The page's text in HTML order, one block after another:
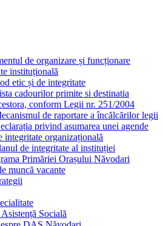
de organizare și funcționare
instituțională
etic și de integritate
cadourilor primite si destinatia
conform Legii nr. 251/2004
de raportare a încălcărilor legii
privind asumarea unei agende
integritate organizațională
de integritate al instituției
Primăriei Orașului Năvodari
muncă vacante
Socială